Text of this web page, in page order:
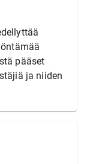
pääset
ja niiden